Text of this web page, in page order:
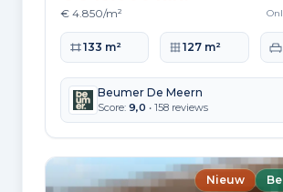
Praktisch
3.857
Middelbaar
6.253
Herkomst inwoners (2025)
€ 4.850/m²
Woonoppervlakte
133 m² Perceeloppervlakte
127 m²
Beumer De Meern
Score: 9,0 • 158 reviews
Nieuw